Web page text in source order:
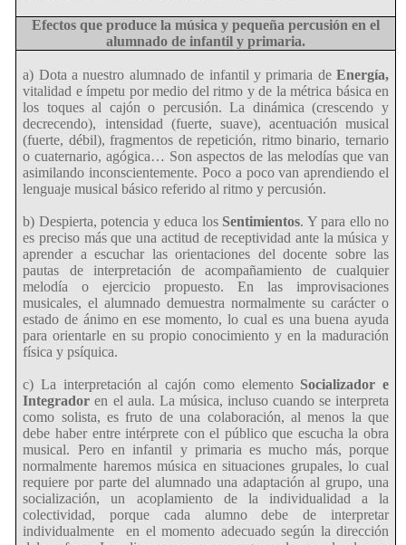
Efectos que produce la música y pequeña percusión en el
alumnado de infantil y primaria.
a) Dota a nuestro alumnado de infantil y primaria de Energía,
vitalidad e ímpetu por medio del ritmo y de la métrica básica en
los toques al cajón o percusión. La dinámica (crescendo y
decrecendo), intensidad (fuerte, suave), acentuación musical
(fuerte, débil), fragmentos de repetición, ritmo binario, ternario
o cuaternario, agógica… Son aspectos de las melodías que van
asimilando inconscientemente. Poco a poco van aprendiendo el
lenguaje musical básico referido al ritmo y percusión.
b) Despierta, potencia y educa los Sentimientos. Y para ello no
es preciso más que una actitud de receptividad ante la música y
aprender a escuchar las orientaciones del docente sobre las
pautas de interpretación de acompañamiento de cualquier
melodía o ejercicio propuesto. En las improvisaciones
musicales, el alumnado demuestra normalmente su carácter o
estado de ánimo en ese momento, lo cual es una buena ayuda
para orientarle en su propio conocimiento y en la maduración
física y psíquica.
c) La interpretación al cajón como elementoSocializador e
Integradoren el aula. La música, incluso cuando se interpreta
como solista, es fruto de una colaboración, al menos la que
debe haber entre intérprete con el público que escucha la obra
musical. Pero en infantil y primaria es mucho más, porque
normalmente haremos música en situaciones grupales, lo cual
requiere por parte del alumnado una adaptación al grupo, una
socialización, un acoplamiento de la individualidad a la
colectividad, porque cada alumno debe de interpretar
individualmente
en el momento adecuado según la dirección